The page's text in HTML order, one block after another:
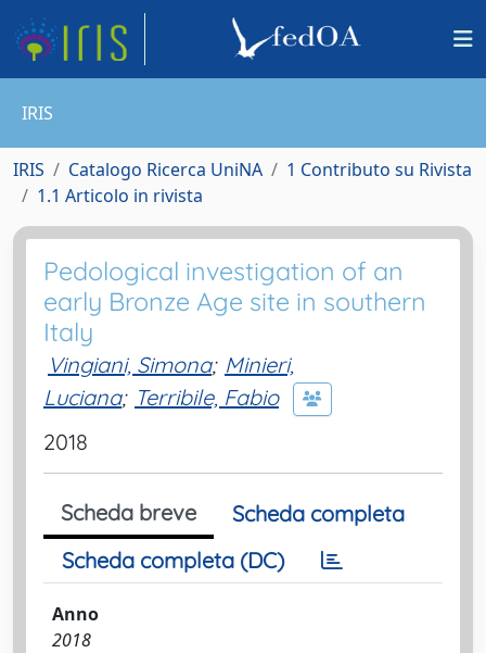
IRIS
IRIS Catalogo Ricerca UniNA
1 Contributo su Rivista
1.1 Articolo in rivista
Pedological investigation of an
early Bronze Age site in southern
Italy
Vingiani, Simona; Minieri,
Luciana; Terribile, Fabio
2018
Scheda breve
Scheda completa
Scheda completa (DC)
Anno
2018